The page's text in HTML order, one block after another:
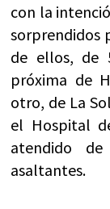
con la
sorprendidos
de ellos, de
próxima de
otro, de La
el Hospital
atendido
asaltantes.